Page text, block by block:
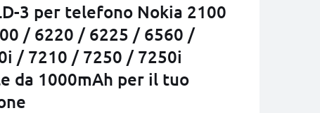
3 per telefono Nokia 2100
/ 6220 / 6225 / 6560 /
/ 7210 / 7250 / 7250i
da 1000mAh per il tuo